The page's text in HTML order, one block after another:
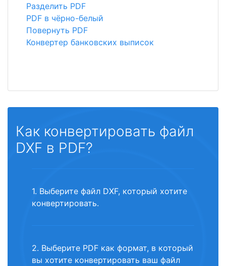
Разделить PDF
PDF в чёрно-белый
Повернуть PDF
Конвертер банковских выписок
Как конвертировать файл
DXF в PDF?
1. Выберите файл DXF, который хотите
конвертировать.
2. Выберите PDF как формат, в который
вы хотите конвертировать ваш файл